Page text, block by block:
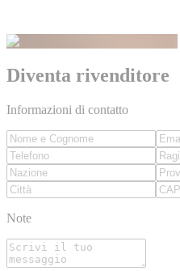
Diventa rivenditore
Informazioni di contatto
Note